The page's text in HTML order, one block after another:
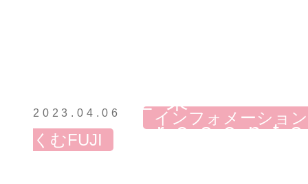
士東
presents
2023.04.06
インフォメーション
くむFUJI